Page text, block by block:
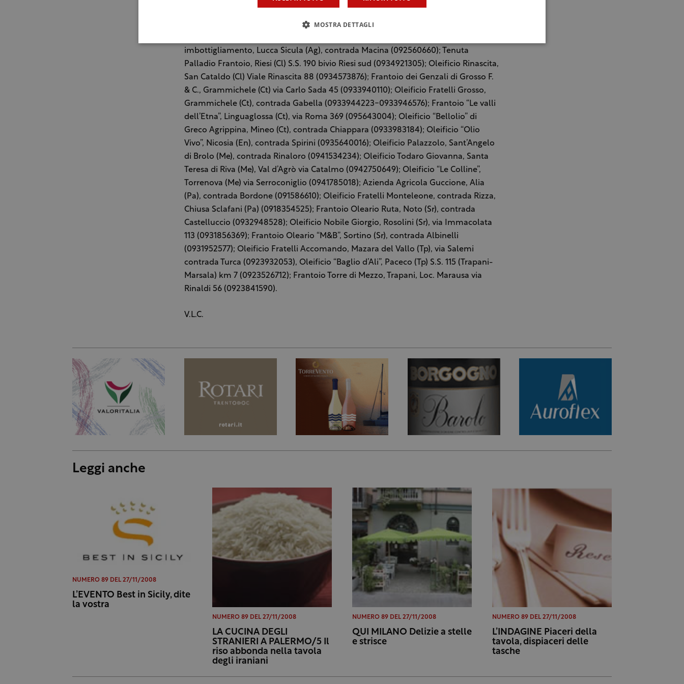
Terrasi, Aragona (Ag), contrada Agnellaro (0922591323); Oleificio Mariano Falco,
imbottigliamento, Lucca Sicula (Ag), contrada Macina (092560660); Tenuta
Palladio Frantoio, Riesi (Cl) S.S. 190 bivio Riesi sud (0934921305); Oleificio Rinascita,
San Cataldo (Cl) Viale Rinascita 88 (0934573876); Frantoio dei Genzali di Grosso F.
& C., Grammichele (Ct) via Carlo Sada 45 (0933940110); Oleificio Fratelli Grosso,
Grammichele (Ct), contrada Gabella (0933944223-0933946576); Frantoio “Le valli
dell’Etna”, Linguaglossa (Ct), via Roma 369 (095643004); Oleificio “Bellolio” di
Greco Agrippina, Mineo (Ct), contrada Chiappara (0933983184); Oleificio “Olio
Vivo”, Nicosia (En), contrada Spirini (0935640016); Oleificio Palazzolo, Sant’Angelo
di Brolo (Me), contrada Rinaloro (0941534234); Oleificio Todaro Giovanna, Santa
Teresa di Riva (Me), Val d’Agrò via Catalmo (0942750649); Oleificio “Le Colline”,
Torrenova (Me) via Serroconiglio (0941785018); Azienda Agricola Guccione, Alia
(Pa), contrada Bordone (091586610); Oleificio Fratelli Monteleone, contrada Rizza,
Chiusa Sclafani (Pa) (0918354525); Frantoio Oleario Ruta, Noto (Sr), contrada
Castelluccio (0932948528); Oleificio Nobile Giorgio, Rosolini (Sr), via Immacolata
113 (0931856369); Frantoio Oleario “M&B”, Sortino (Sr), contrada Albinelli
(0931952577); Oleificio Fratelli Accomando, Mazara del Vallo (Tp), via Salemi
contrada Turca (0923932053), Oleificio “Baglio d’Ali”, Paceco (Tp) S.S. 115 (Trapani-
Marsala) km 7 (0923526712); Frantoio Torre di Mezzo, Trapani, Loc. Marausa via
Rinaldi 56 (0923841590).
V.L.C.
Leggi anche
NUMERO 89 DEL 27/11/2008
L’EVENTO Best in Sicily, dite
la vostra
NUMERO 89 DEL 27/11/2008
LA CUCINA DEGLI
STRANIERI A PALERMO/5 Il
riso abbonda nella tavola
degli iraniani
NUMERO 89 DEL 27/11/2008
QUI MILANO Delizie a stelle
e strisce
NUMERO 89 DEL 27/11/2008
L’INDAGINE Piaceri della
tavola, dispiaceri delle
tasche
MOSTRA DETTAGLI